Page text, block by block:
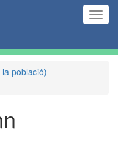
la població)